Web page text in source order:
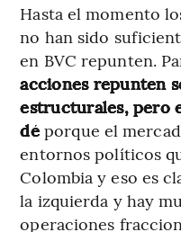
Hasta el momento
no han sido
en BVC repunten.
acciones repunten
estructurales, pero
déporque el
entornos políticos
Colombia y eso es
la izquierda y hay
operaciones